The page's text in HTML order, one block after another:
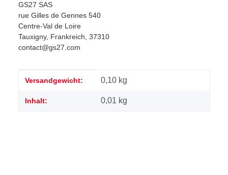
GS27 SAS
rue Gilles de Gennes 540
Centre-Val de Loire
Tauxigny, Frankreich, 37310
contact@gs27.com
Produkteigenschaft
Wert
Versandgewicht: 0,10 kg
Inhalt: 0,01 kg